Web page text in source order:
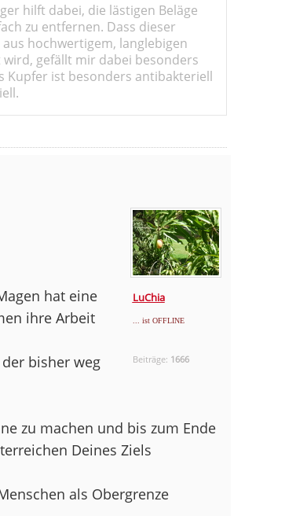
hilft dabei, die lästigen Beläge
zu entfernen. Dass dieser
hochwertigem, langlebigen
gefällt mir dabei besonders
Kupfer ist besonders antibakteriell
LuChia
... ist OFFLINE
Beiträge: 1666
hat eine
ihre Arbeit
bisher weg
zu machen und bis zum Ende
Deines Ziels
als Obergrenze